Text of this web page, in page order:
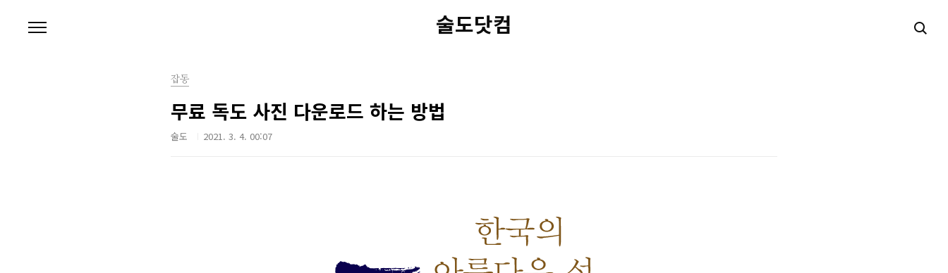
술도닷컴
잡동
무료 독도 사진 다운로드 하는 방법
술도 2021. 3. 4. 00:07